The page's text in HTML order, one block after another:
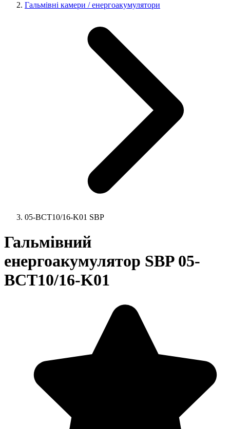
Гальмівні камери / енергоакумулятори
05-BCT10/16-K01 SBP
Гальмівний
енергоакумулятор SBP 05-
BCT10/16-K01